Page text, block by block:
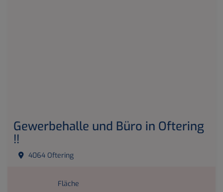
Gewerbehalle und Büro in Oftering
!!
4064 Oftering
Fläche